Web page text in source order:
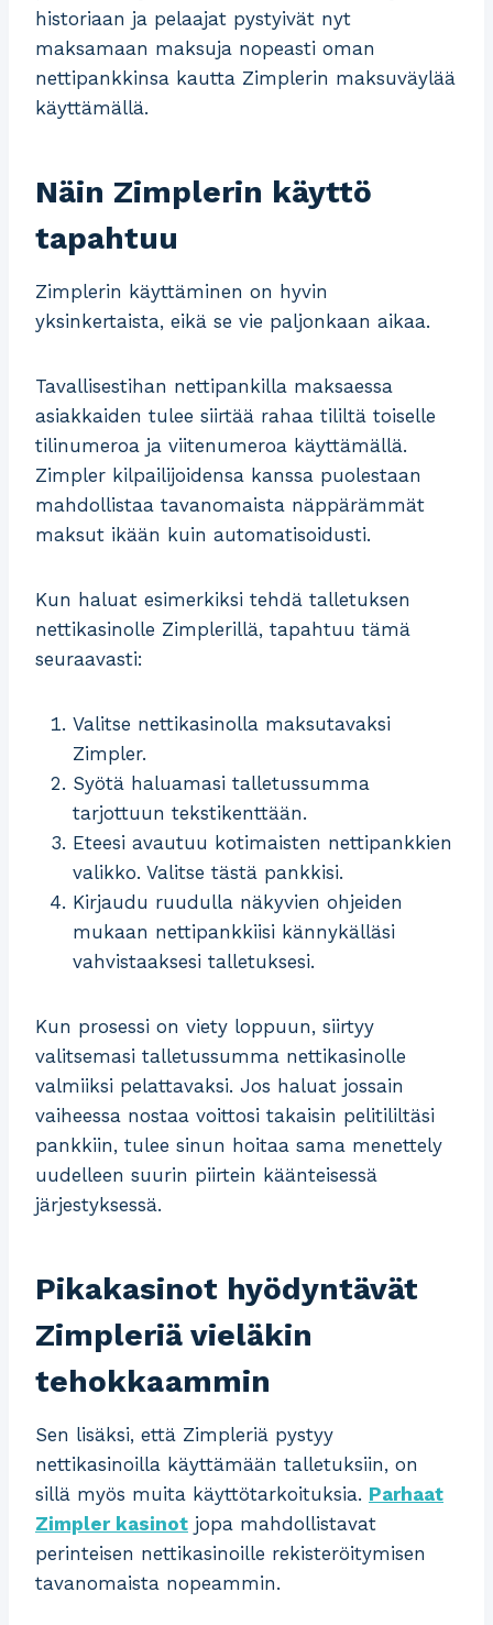
historiaan ja pelaajat pystyivät nyt
maksamaan maksuja nopeasti oman
nettipankkinsa kautta Zimplerin maksuväylää
käyttämällä.
Näin Zimplerin käyttö
tapahtuu
Zimplerin käyttäminen on hyvin
yksinkertaista, eikä se vie paljonkaan aikaa.
Tavallisestihan nettipankilla maksaessa
asiakkaiden tulee siirtää rahaa tililtä toiselle
tilinumeroa ja viitenumeroa käyttämällä.
Zimpler kilpailijoidensa kanssa puolestaan
mahdollistaa tavanomaista näppärämmät
maksut ikään kuin automatisoidusti.
Kun haluat esimerkiksi tehdä talletuksen
nettikasinolle Zimplerillä, tapahtuu tämä
seuraavasti:
Valitse nettikasinolla maksutavaksi
Zimpler.
Syötä haluamasi talletussumma
tarjottuun tekstikenttään.
Eteesi avautuu kotimaisten nettipankkien
valikko. Valitse tästä pankkisi.
Kirjaudu ruudulla näkyvien ohjeiden
mukaan nettipankkiisi kännykälläsi
vahvistaaksesi talletuksesi.
Kun prosessi on viety loppuun, siirtyy
valitsemasi talletussumma nettikasinolle
valmiiksi pelattavaksi. Jos haluat jossain
vaiheessa nostaa voittosi takaisin pelitililtäsi
pankkiin, tulee sinun hoitaa sama menettely
uudelleen suurin piirtein käänteisessä
järjestyksessä.
Pikakasinot hyödyntävät
Zimpleriä vieläkin
tehokkaammin
Sen lisäksi, että Zimpleriä pystyy
nettikasinoilla käyttämään talletuksiin, on
sillä myös muita käyttötarkoituksia. Parhaat
Zimpler kasinot jopa mahdollistavat
perinteisen nettikasinoille rekisteröitymisen
tavanomaista nopeammin.